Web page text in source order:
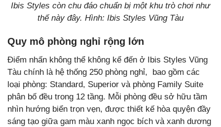
Ibis Styles còn chu đáo chuẩn bị một khu trò chơi như
thế này đây. Hình: Ibis Styles Vũng Tàu
Quy mô phòng nghỉ rộng lớn
Điểm nhấn không thể không kể đến ở Ibis Styles Vũng
Tàu chính là hệ thống 250 phòng nghỉ, bao gồm các
loại phòng: Standard, Superior và phòng Family Suite
phân bố đều trong 12 tầng. Mỗi phòng đều sở hữu tầm
nhìn hướng biển trọn vẹn, được thiết kế hòa quyện đầy
sáng tạo giữa gam màu xanh ngọc bích và xanh dương